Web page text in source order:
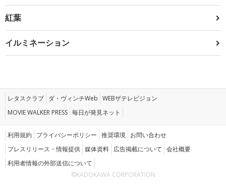
紅葉
イルミネーション
レタスクラブ ダ・ヴィンチWeb WEBザテレビジョン
MOVIE WALKER PRESS 毎日が発見ネット
利用規約 プライバシーポリシー 推奨環境 お問い合わせ
プレスリリース・情報提供 媒体資料 広告掲載について 会社概要
利用者情報の外部送信について
©KADOKAWA CORPORATION